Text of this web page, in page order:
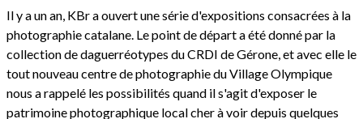
Il y a un an, KBr a ouvert une série d'expositions consacrées à la
photographie catalane. Le point de départ a été donné par la
collection de daguerréotypes du CRDI de Gérone, et avec elle le
tout nouveau centre de photographie du Village Olympique
nous a rappelé les possibilités quand il s'agit d'exposer le
patrimoine photographique local cher à voir depuis quelques